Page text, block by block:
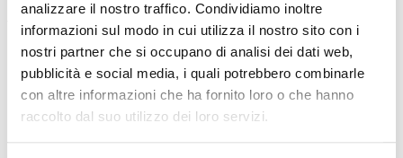
analizzare il nostro traffico. Condividiamo inoltre
informazioni sul modo in cui utilizza il nostro sito con i
nostri partner che si occupano di analisi dei dati web,
pubblicità e social media, i quali potrebbero combinarle
con altre informazioni che ha fornito loro o che hanno
raccolto dal suo utilizzo dei loro servizi.
ved. Castaldini
11 Luglio 1924 - 5 Marzo 2024
Condividi questa pagina